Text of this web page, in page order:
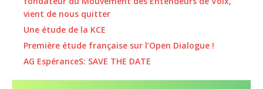
vient de nous quitter
Une étude de la KCE
Première étude française sur l’Open Dialogue !
AG EspéranceS: SAVE THE DATE